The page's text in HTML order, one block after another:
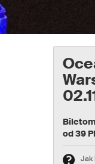
od 39
Jak